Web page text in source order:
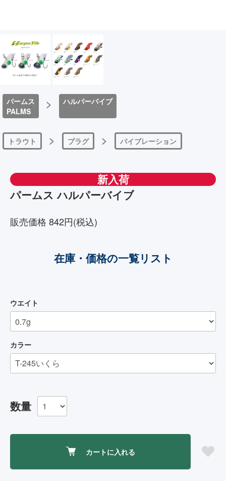
パームス
PALMS
> ハルパーバイブ
トラウト > プラグ > バイブレーション
新入荷
パームス ハルパーバイブ
販売価格 842円(税込)
在庫・価格の一覧リスト
ウエイト
カラー
数量
カートに入れる